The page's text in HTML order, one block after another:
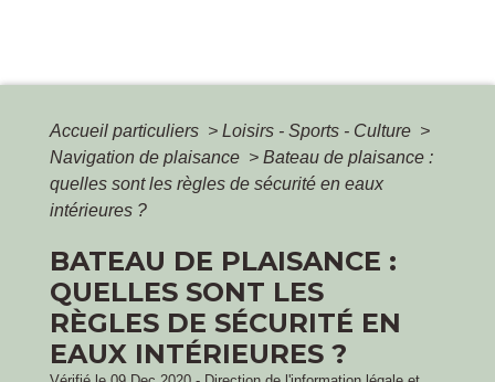
Accueil particuliers > Loisirs - Sports - Culture >
Navigation de plaisance > Bateau de plaisance :
quelles sont les règles de sécurité en eaux
intérieures ?
BATEAU DE PLAISANCE :
QUELLES SONT LES
RÈGLES DE SÉCURITÉ EN
EAUX INTÉRIEURES ?